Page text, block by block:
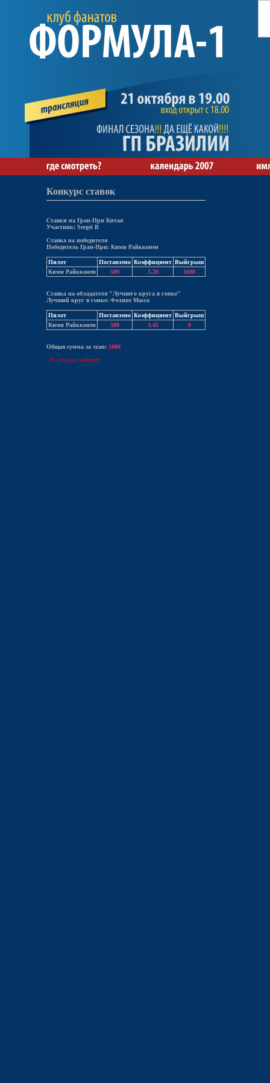
Конкурс ставок
Ставки на Гран-При Китая
Участник: Sergei B
Ставка на победителя
Победитель Гран-При: Кими Райкконен
Пилот Поставлено Коэффициент Выйгрыш
Кими Райкконен
500 3.20 1600
Ставка на обладателя "Лучшего круга в гонке"
Лучший круг в гонке: Фелипе Масса
Пилот Поставлено Коэффициент Выйгрыш
Кими Райкконен
500 3.45 0
Общая сумма за этап: 1600
« К общему рейтингу